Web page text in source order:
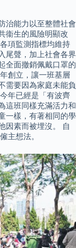
治能力以至整體社會
衞生的風險明顯改
項監測指標均維持
尾聲，加上社會各界
全面撤銷佩戴口罩的
創立，讓一班基層
需要因為家庭未能負
年已經是「有波齊
這班同樣充滿活力和
一樣，有著相同的學
因素而被埋沒。 自
主想法。